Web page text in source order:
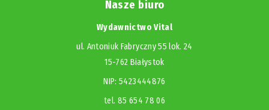
Nasze biuro
Wydawnictwo Vital
ul. Antoniuk Fabryczny 55 lok. 24
15-762 Białystok
NIP: 5423444876
tel. 85 654 78 06